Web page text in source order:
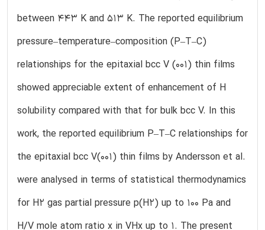
between 443 K and 513 K. The reported equilibrium
pressure–temperature–composition (P–T–C)
relationships for the epitaxial bcc V (001) thin films
showed appreciable extent of enhancement of H
solubility compared with that for bulk bcc V. In this
work, the reported equilibrium P–T–C relationships for
the epitaxial bcc V(001) thin films by Andersson et al.
were analysed in terms of statistical thermodynamics
for H2 gas partial pressure p(H2) up to 100 Pa and
H/V mole atom ratio x in VHx up to 1. The present